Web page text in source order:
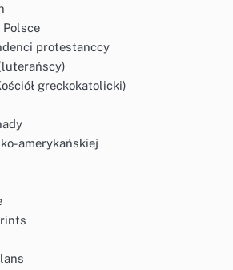
protestanccy
greckokatolicki)
amerykańskiej